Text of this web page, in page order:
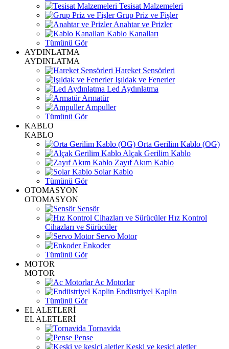
Tesisat Malzemeleri
Grup Priz ve Fişler
Anahtar ve Prizler
Kablo Kanalları
Tümünü Gör
AYDINLATMA
AYDINLATMA
Hareket Sensörleri
Işıldak ve Fenerler
Led Aydınlatma
Armatür
Ampuller
Tümünü Gör
KABLO
KABLO
Orta Gerilim Kablo (OG)
Alçak Gerilim Kablo
Zayıf Akım Kablo
Solar Kablo
Tümünü Gör
OTOMASYON
OTOMASYON
Sensör
Hız Kontrol
Cihazları ve Sürücüler
Servo Motor
Enkoder
Tümünü Gör
MOTOR
MOTOR
Ac Motorlar
Endüstriyel Kaplin
Tümünü Gör
EL ALETLERİ
EL ALETLERİ
Tornavida
Pense
Keski ve kesici aletler